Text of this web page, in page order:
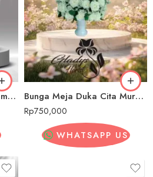
Bunga Meja Duka Cita Lampung Tengah Bunga Meja Duka Cita Murah Lampung Tengah
Rp750,000
WHATSAPP US